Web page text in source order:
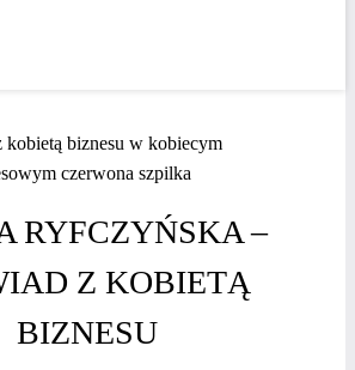
RYFCZYŃSKA –
Z KOBIETĄ
BIZNESU